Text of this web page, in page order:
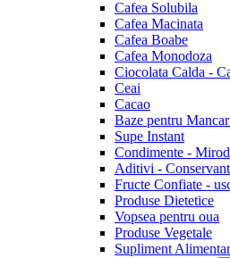
Cafea Solubila
Cafea Macinata
Cafea Boabe
Cafea Monodoza
Ciocolata Calda -
Ceai
Cacao
Baze pentru
Supe Instant
Condimente -
Aditivi -
Fructe Confiate -
Produse Dietetice
Vopsea pentru oua
Produse Vegetale
Supliment Alimentar